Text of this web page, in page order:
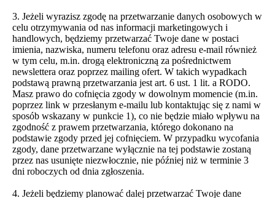
3. Jeżeli wyrazisz zgodę na przetwarzanie danych osobowych w
celu otrzymywania od nas informacji marketingowych i
handlowych, będziemy przetwarzać Twoje dane w postaci
imienia, nazwiska, numeru telefonu oraz adresu e-mail również
w tym celu, m.in. drogą elektroniczną za pośrednictwem
newslettera oraz poprzez mailing ofert. W takich wypadkach
podstawą prawną przetwarzania jest art. 6 ust. 1 lit. a RODO.
Masz prawo do cofnięcia zgody w dowolnym momencie (m.in.
poprzez link w przesłanym e-mailu lub kontaktując się z nami w
sposób wskazany w punkcie 1), co nie będzie miało wpływu na
zgodność z prawem przetwarzania, którego dokonano na
podstawie zgody przed jej cofnięciem. W przypadku wycofania
zgody, dane przetwarzane wyłącznie na tej podstawie zostaną
przez nas usunięte niezwłocznie, nie później niż w terminie 3
dni roboczych od dnia zgłoszenia.
4. Jeżeli będziemy planować dalej przetwarzać Twoje dane